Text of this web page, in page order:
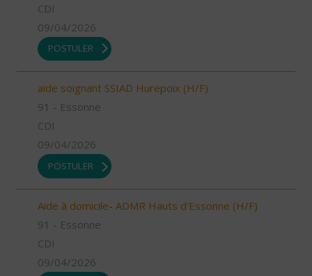
CDI
09/04/2026
POSTULER
aide soignant SSIAD Hurepoix (H/F)
91 - Essonne
CDI
09/04/2026
POSTULER
Aide à domicile- ADMR Hauts d'Essonne (H/F)
91 - Essonne
CDI
09/04/2026